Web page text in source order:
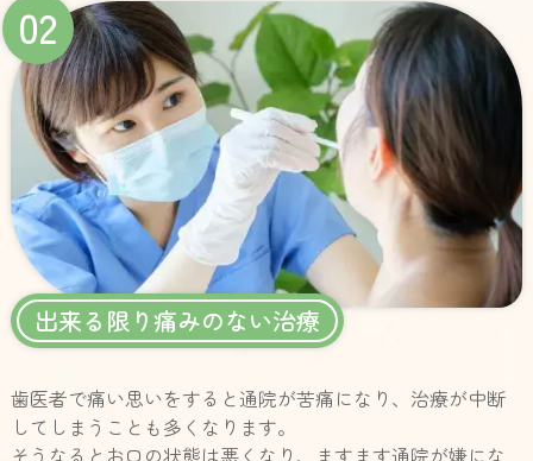
02
出来る限り痛みのない治療
歯医者で痛い思いをすると通院が苦痛になり、治療が中断
してしまうことも多くなります。
そうなるとお口の状態は悪くなり、ますます通院が嫌にな